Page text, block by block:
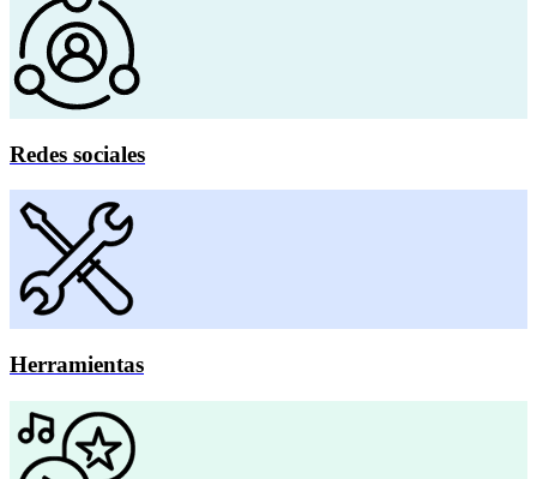
Redes sociales
Herramientas